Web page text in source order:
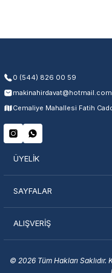
0 (544) 826 00 59
makinahirdavat@hotmail.com
Cemaliye Mahallesi Fatih
ÜYELİK
SAYFALAR
ALIŞVERİŞ
© 2026 Tüm Hakları